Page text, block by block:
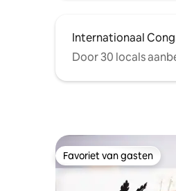
Internationaal
Door 30 locals
Favoriet van gasten
Favoriet van gasten